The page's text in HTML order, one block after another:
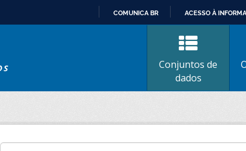
CONTEÚDO
COMUNICA BR ACESSO À
Conjuntos de
dados